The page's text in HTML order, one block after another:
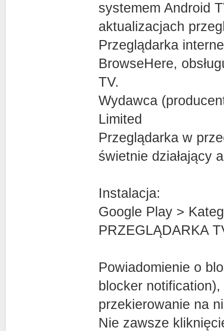
systemem Android
aktualizacjach
Przeglądarka
BrowseHere,
TV.
Wydawca
Limited
Przeglądarka w
świetnie działający
Instalacja:
Google Play >
PRZEGLĄDARKA
Powiadomienie o
blocker
przekierowanie na
Nie zawsze